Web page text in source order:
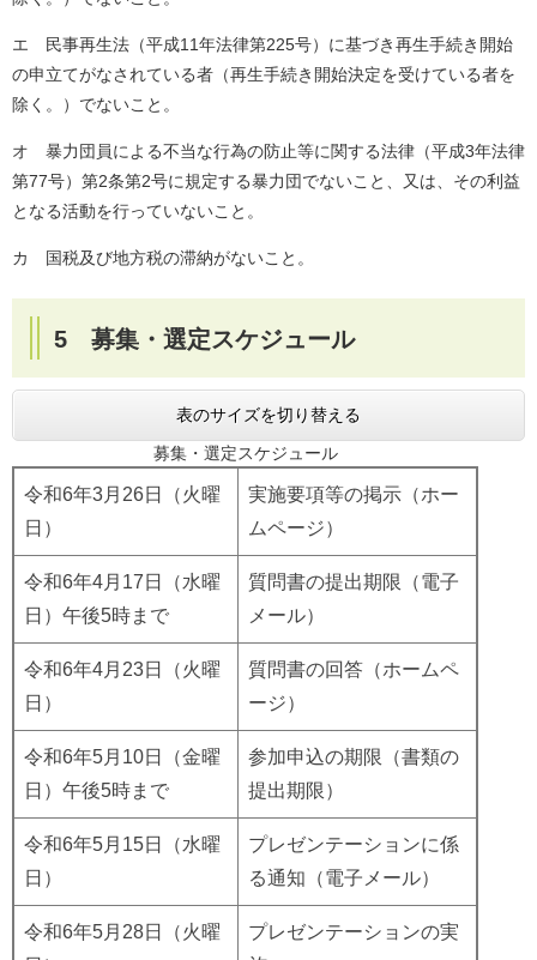
エ 民事再生法（平成11年法律第225号）に基づき再生手続き開始
の申立てがなされている者（再生手続き開始決定を受けている者を
除く。）でないこと。
オ 暴力団員による不当な行為の防止等に関する法律（平成3年法律
第77号）第2条第2号に規定する暴力団でないこと、又は、その利益
となる活動を行っていないこと。
カ 国税及び地方税の滞納がないこと。
5 募集・選定スケジュール
表のサイズを切り替える
募集・選定スケジュール
令和6年3月26日（火曜
日）
実施要項等の掲示（ホー
ムページ）
令和6年4月17日（水曜
日）午後5時まで
質問書の提出期限（電子
メール）
令和6年4月23日（火曜
日）
質問書の回答（ホームペ
ージ）
令和6年5月10日（金曜
日）午後5時まで
参加申込の期限（書類の
提出期限）
令和6年5月15日（水曜
日）
プレゼンテーションに係
る通知（電子メール）
令和6年5月28日（火曜
プレゼンテーションの実